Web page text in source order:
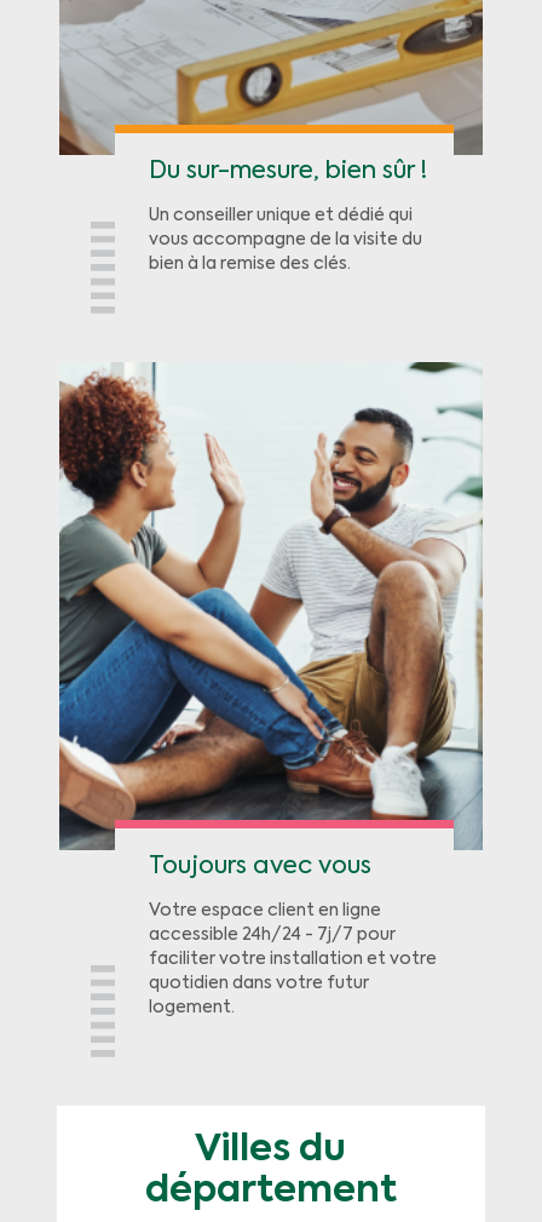
Du sur-mesure, bien sûr !
Un conseiller unique et dédié qui
vous accompagne de la visite du
bien à la remise des clés.
Toujours avec vous
Votre espace client en ligne
accessible 24h/24 - 7j/7 pour
faciliter votre installation et votre
quotidien dans votre futur
logement.
Villes du
département